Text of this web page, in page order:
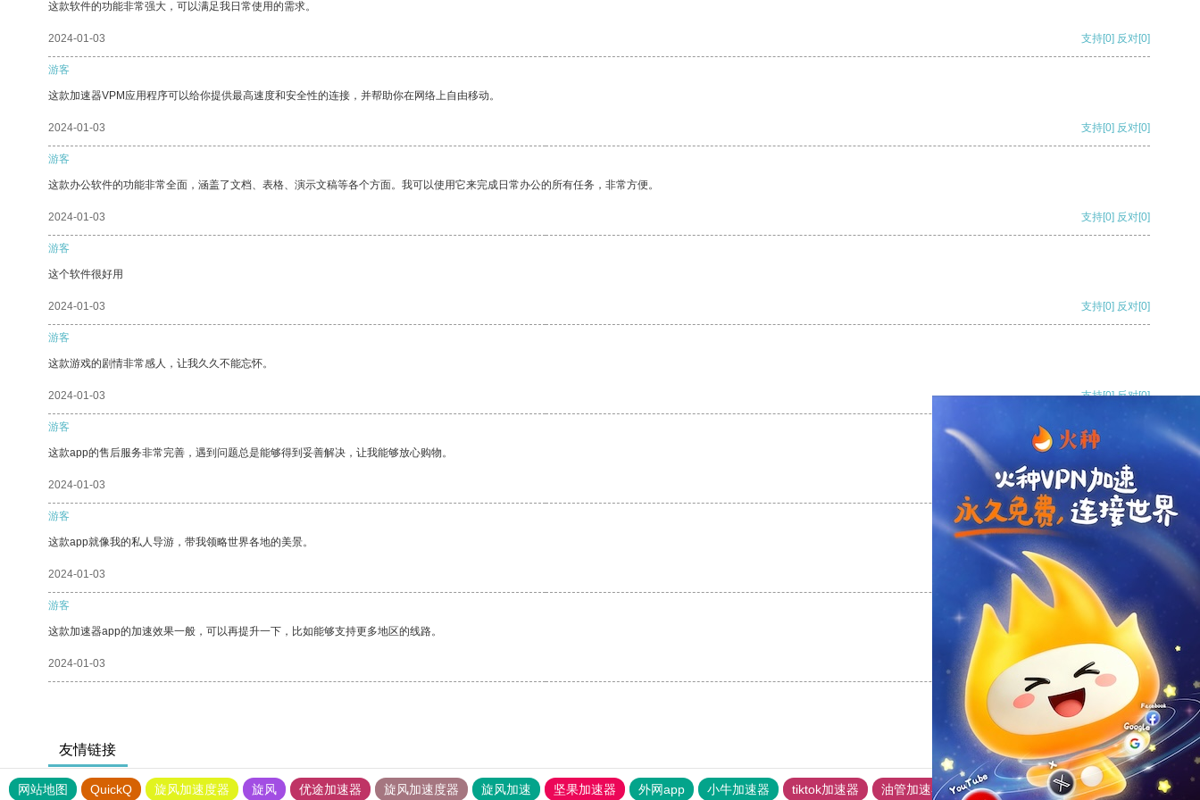
这款软件的功能非常强大，可以满足我日常使用的需求。
2024-01-03 支持[0] 反对[0]
游客
这款加速器VPM应用程序可以给你提供最高速度和安全性的连接，并帮助你在网络上自由移动。
2024-01-03 支持[0] 反对[0]
游客
这款办公软件的功能非常全面，涵盖了文档、表格、演示文稿等各个方面。我可以使用它来完成日常办公的所有任务，非常方便。
2024-01-03 支持[0] 反对[0]
游客
这个软件很好用
2024-01-03 支持[0] 反对[0]
游客
这款游戏的剧情非常感人，让我久久不能忘怀。
2024-01-03 支持[0] 反对[0]
游客
这款app的售后服务非常完善，遇到问题总是能够得到妥善解决，让我能够放心购物。
2024-01-03 支持[0] 反对
游客
这款app就像我的私人导游，带我领略世界各地的美景。
2024-01-03 支持
游客
这款加速器app的加速效果一般，可以再提升一下，比如能够支持更多地区的线路。
2024-01-03 支持 反对 [0]
友情链接
网站地图 QuickQ 旋风加速度器 旋风 优途加速器 旋风加速度器 旋风加速 坚果加速器 外网app 小牛加速器 tiktok加速器 油管加速器 上油管加速器 回锅肉加速器